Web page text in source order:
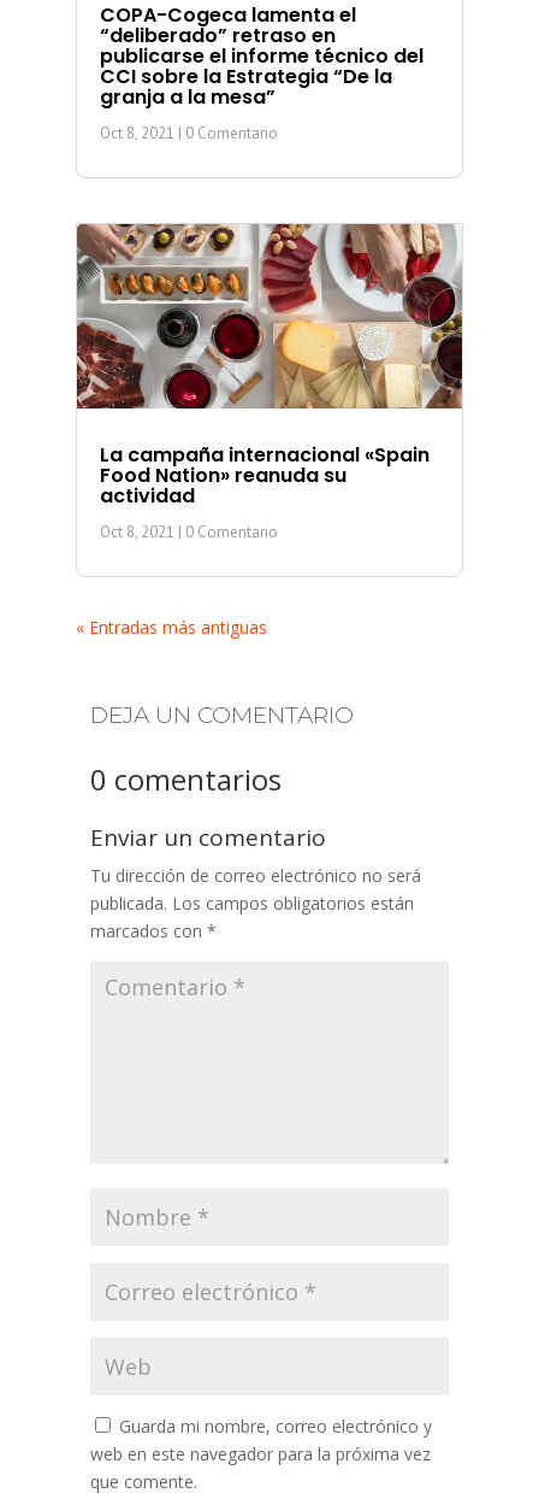
COPA-Cogeca lamenta el
“deliberado” retraso en
publicarse el informe técnico del
CCI sobre la Estrategia “De la
granja a la mesa”
Oct 8, 2021 | 0 Comentario
La campaña internacional «Spain
Food Nation» reanuda su
actividad
Oct 8, 2021 | 0 Comentario
« Entradas más antiguas
DEJA UN COMENTARIO
0 comentarios
Enviar un comentario
Tu dirección de correo electrónico no será
publicada. Los campos obligatorios están
marcados con *
Guarda mi nombre, correo electrónico y
web en este navegador para la próxima vez
que comente.